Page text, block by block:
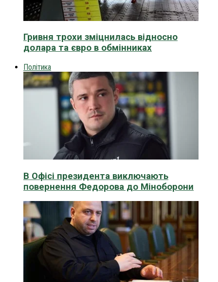
Гривня трохи зміцнилась відносно
долара та євро в обмінниках
Політика
В Офісі президента виключають
повернення Федорова до Міноборони